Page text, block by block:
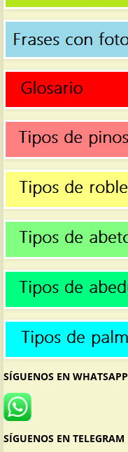
SÍGUENOS EN WHATSAPP
SÍGUENOS EN TELEGRAM